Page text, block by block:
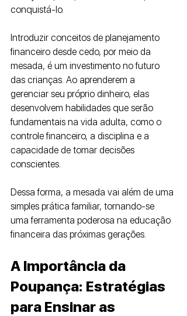
conquistá-lo.
Introduzir conceitos de planejamento
financeiro desde cedo, por meio da
mesada, é um investimento no futuro
das crianças. Ao aprenderem a
gerenciar seu próprio dinheiro, elas
desenvolvem habilidades que serão
fundamentais na vida adulta, como o
controle financeiro, a disciplina e a
capacidade de tomar decisões
conscientes.
Dessa forma, a mesada vai além de uma
simples prática familiar, tornando-se
uma ferramenta poderosa na educação
financeira das próximas gerações.
A Importância da
Poupança: Estratégias
para Ensinar as